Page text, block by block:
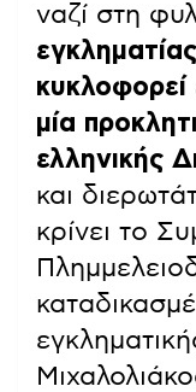
ναζί στη
μία
ελληνικής
και
κρίνει το